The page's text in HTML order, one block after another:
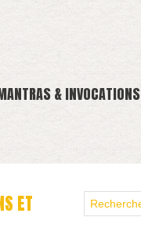
& INVOCATIONS
ET